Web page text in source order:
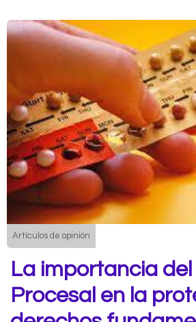
Artículos de opinión
La importancia
Procesal en la